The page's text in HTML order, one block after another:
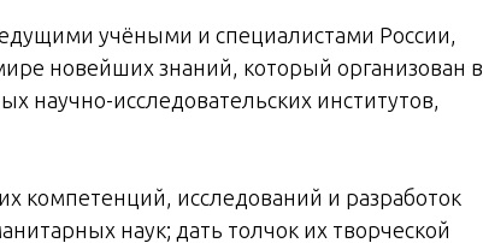
учёными и специалистами России,
новейших знаний, который организован в
научно-исследовательских институтов,
компетенций, исследований и разработок
наук; дать толчок их творческой